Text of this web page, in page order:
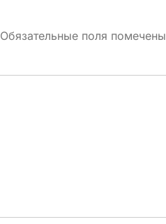
Обязательные поля помечены